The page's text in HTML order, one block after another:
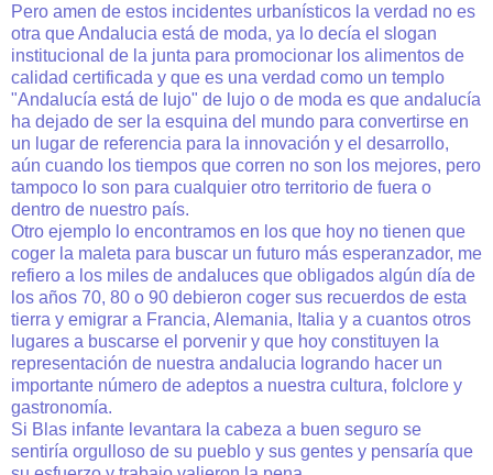
Pero amen de estos incidentes urbanísticos la verdad no es
otra queAndalucia está de moda, ya lo decía el slogan
institucional de la junta para promocionar los alimentos de
calidad certificada y que es una verdad como un templo
"Andalucía está de lujo" de lujo o de moda es que andalucía
ha dejado de ser la esquina del mundo para convertirse en
un lugar de referencia para la innovación y el desarrollo,
aún cuando los tiempos que corren no son los mejores, pero
tampoco lo son para cualquier otro territorio de fuera o
dentro de nuestro país.
Otro ejemplo lo encontramos en los que hoy no tienen que
coger la maleta para buscar un futuro más esperanzador, me
refiero a los miles de andaluces que obligados algún día de
los años 70, 80 o 90 debieron coger sus recuerdos de esta
tierra y emigrar a Francia, Alemania, Italia y a cuantos otros
lugares a buscarse el porvenir y que hoy constituyen la
representación de nuestra andalucia logrando hacer un
importante número de adeptos a nuestra cultura, folclore y
gastronomía.
Si Blas infante levantara la cabeza a buen seguro se
sentiría orgulloso de su pueblo y sus gentes y pensaría que